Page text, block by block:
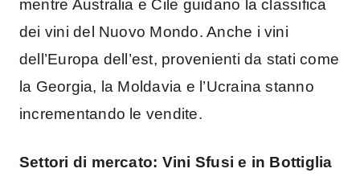
mentre Australia e Cile guidano la classifica
dei vini del Nuovo Mondo. Anche i vini
dell’Europa dell’est, provenienti da stati come
la Georgia, la Moldavia e l’Ucraina stanno
incrementando le vendite.
Settori di mercato: Vini Sfusi e in Bottiglia